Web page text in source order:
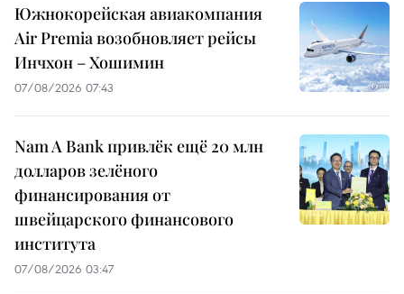
Южнокорейская авиакомпания
Air Premia возобновляет рейсы
Инчхон – Хошимин
07/08/2026 07:43
Nam A Bank привлёк ещё 20 млн
долларов зелёного
финансирования от
швейцарского финансового
института
07/08/2026 03:47